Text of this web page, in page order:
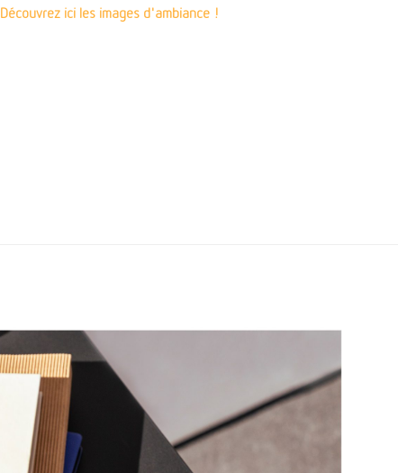
Découvrez ici les images d'ambiance !